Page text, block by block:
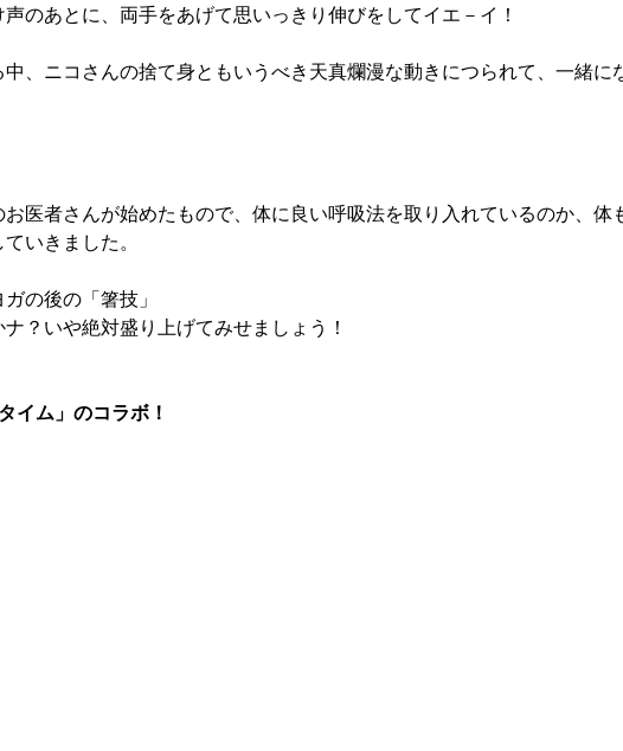
のあとに、両手をあげて思いっきり伸びをしてイエ－イ！
、ニコさんの捨て身ともいうべき天真爛漫な動きにつられて、一緒に
医者さんが始めたもので、体に良い呼吸法を取り入れているのか、体
いきました。
の後の「箸技」
？いや絶対盛り上げてみせましょう！
イム」のコラボ！